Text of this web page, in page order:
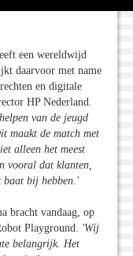
een wereldwijd
daarvoor met name
en digitale
HP Nederland.
van de jeugd
maakt de match met
alleen het meest
vooral dat klanten,
bij hebben. '
bracht vandaag, op
Playground. 'Wij
belangrijk. Het